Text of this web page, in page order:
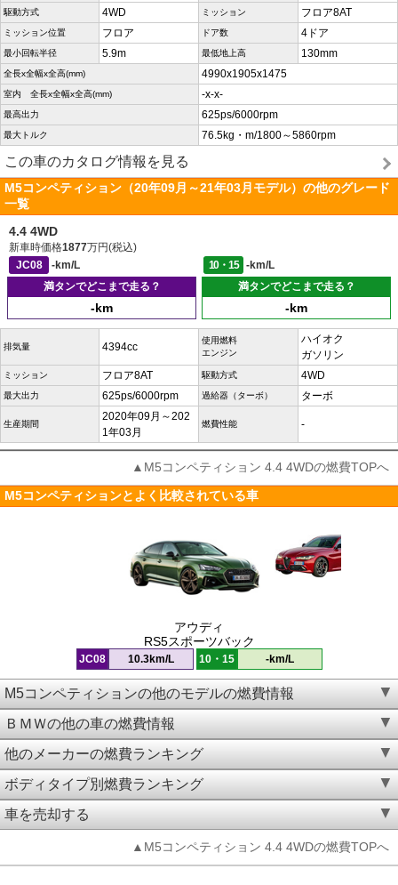
駆動方式 4WD ミッション フロア8AT
ミッション位置 フロア ドア数 4ドア
最小回転半径 5.9m 最低地上高 130mm
全長x全幅x全高(mm) 4990x1905x1475
室内 全長x全幅x全高(mm) -x-x-
最高出力 625ps/6000rpm
最大トルク 76.5kg・m/1800～5860rpm
この車のカタログ情報を見る
M5コンペティション（20年09月～21年03月モデル）の他のグレード
一覧
4.4 4WD
新車時価格1877万円(税込)
JC08
-km/L 10・15
-km/L
満タンでどこまで走る？
-km
満タンでどこまで走る？
-km
排気量 4394cc
使用燃料
エンジン
ハイオク
ガソリン
ミッション フロア8AT 駆動方式 4WD
最大出力 625ps/6000rpm 過給器（ターボ） ターボ
生産期間
2020年09月～202
1年03月
燃費性能 -
▲M5コンペティション 4.4 4WDの燃費TOPへ
M5コンペティションとよく比較されている車
アウディ
RS5スポーツバック
JC08 10.3km/L 10・15 -km/L
M5コンペティションの他のモデルの燃費情報
ＢＭＷの他の車の燃費情報
他のメーカーの燃費ランキング
ボディタイプ別燃費ランキング
車を売却する
▲M5コンペティション 4.4 4WDの燃費TOPへ